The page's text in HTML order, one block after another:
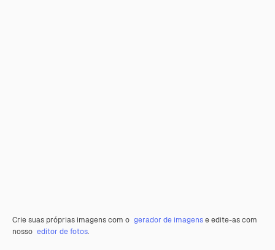
Crie suas próprias imagens com o gerador de imagense edite-as com
nosso editor de fotos.